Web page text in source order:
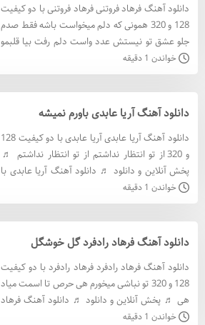
دانلود آهنگ فرهاد فروتنی فرهاد فروتنی با دو کیفیت
128 و 320 همونی که دلم میخواست باشه فقط صدم
جلو عشق تو نیستش عدد واست دلم رفت بیا قلبمو
جمع کن آخه دلم تنگ میشه واسه تو من خب ♬
پخش آنلاین و دانلود
خواندن 1 دقیقه
دانلود آهنگ آریا عابدی باورم نمیشه
دانلود آهنگ آریا عابدی آریا عابدی با دو کیفیت 128
و 320 از تو انتظار نداشتم از تو انتظار نداشتم ♬
پخش آنلاین و دانلود ♬ دانلود آهنگ آریا عابدی با
کيفيت 320 دانلود آهنگ آریا عابدی با کيفيت 128 م
خواندن 1 دقیقه
دانلود آهنگ فرهاد رادفرد گل خوشگل
دانلود آهنگ فرهاد رادفرد فرهاد رادفرد با دو کیفیت
128 و 320 تو نباشی میخورم هی حرص تا اسمت میاد
هی ♬ پخش آنلاین و دانلود ♬ دانلود آهنگ فرهاد
خواندن 1 دقیقه